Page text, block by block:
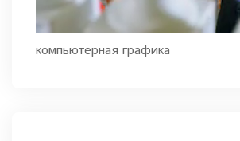
компьютерная графика